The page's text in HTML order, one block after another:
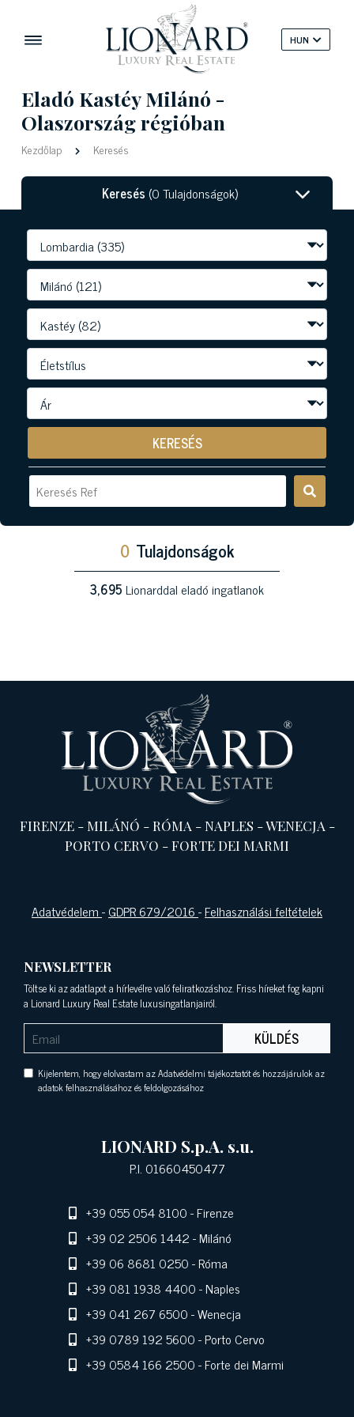
HUN
Eladó Kastéy Milánó -
Olaszország régióban
Kezdőlap Keresés
Keresés (0 Tulajdonságok)
KERESÉS
0 Tulajdonságok
3,695Lionarddal eladó ingatlanok
FIRENZE-MILÁNÓ -RÓMA -NAPLES -WENECJA -
PORTO CERVO -FORTE DEI MARMI
Adatvédelem-GDPR 679/2016-Felhasználási feltételek
NEWSLETTER
Töltse ki az adatlapot a hírlevélre való feliratkozáshoz. Friss híreket fog kapni
a Lionard Luxury Real Estate luxusingatlanjairól.
KÜLDÉS
Kijelentem, hogy elolvastam az Adatvédelmi tájékoztatót és hozzájárulok az
adatok felhasználásához és feldolgozásához
LIONARD S.p.A. s.u.
P.I. 01660450477
+39 055 054 8100- Firenze
+39 02 2506 1442- Milánó
+39 06 8681 0250- Róma
+39 081 1938 4400- Naples
+39 041 267 6500- Wenecja
+39 0789 192 5600- Porto Cervo
+39 0584 166 2500- Forte dei Marmi